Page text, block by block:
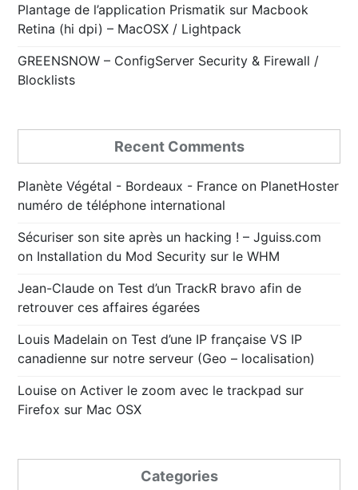
Plantage de l’application Prismatik sur Macbook
Retina (hi dpi) – MacOSX / Lightpack
GREENSNOW – ConfigServer Security & Firewall /
Blocklists
Recent Comments
Planète Végétal - Bordeaux - France on PlanetHoster
numéro de téléphone international
Sécuriser son site après un hacking ! – Jguiss.com
on Installation du Mod Security sur le WHM
Jean-Claude onTest d’un TrackR bravo afin de
retrouver ces affaires égarées
Louis Madelain onTest d’une IP française VS IP
canadienne sur notre serveur (Geo – localisation)
Louise on Activer le zoom avec le trackpad sur
Firefox sur Mac OSX
Categories